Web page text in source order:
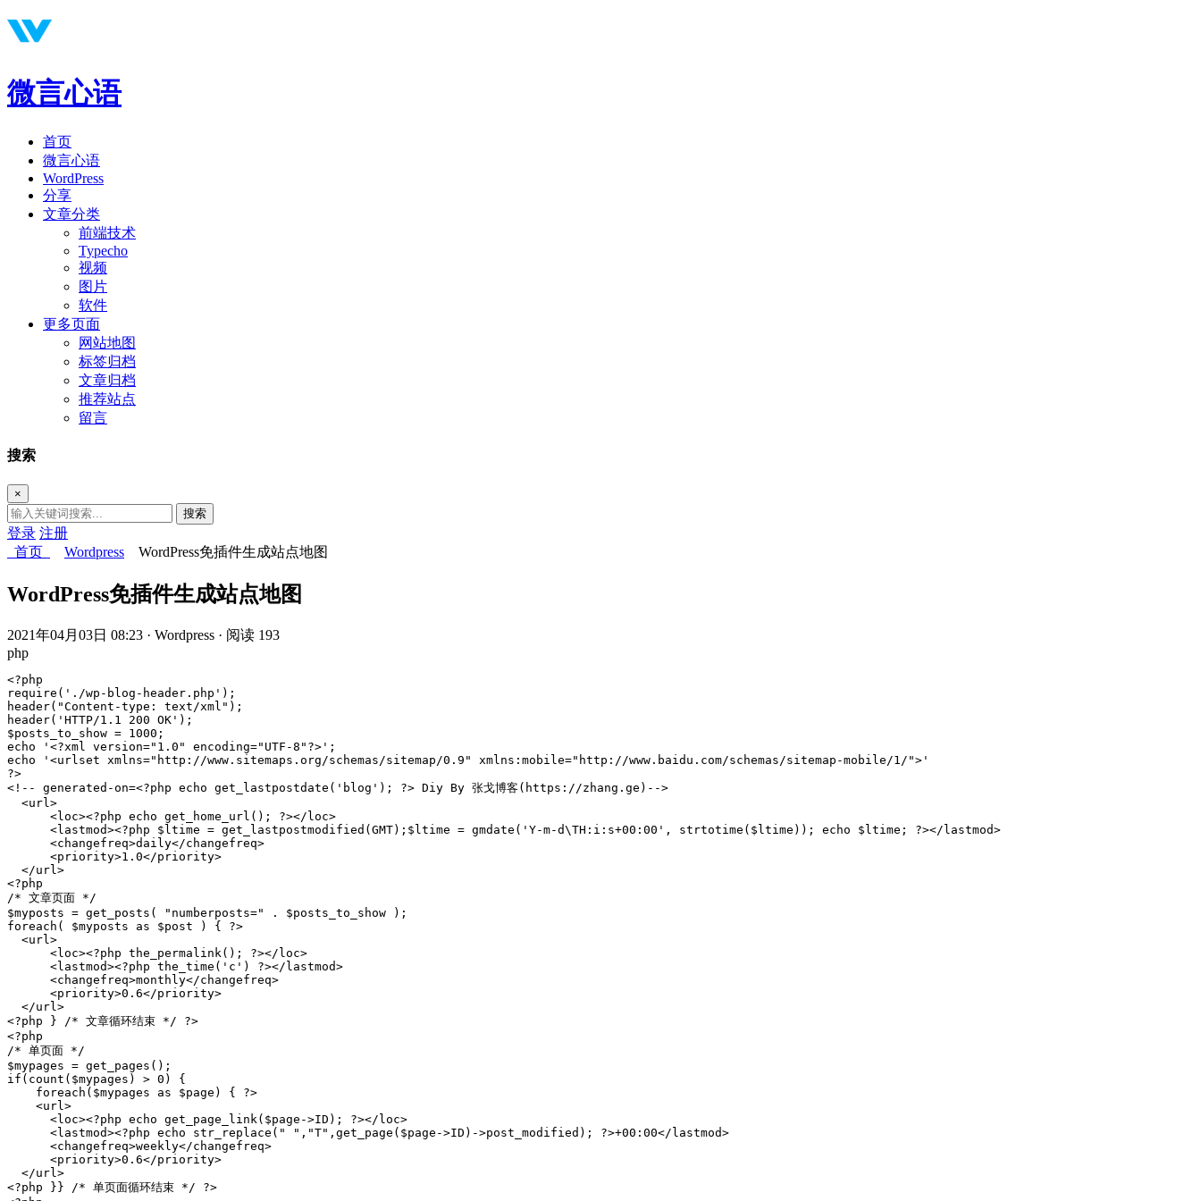
微言心语
首页
微言心语
WordPress
分享
文章分类
前端技术
Typecho
视频
图片
软件
更多页面
网站地图
标签归档
文章归档
推荐站点
留言
搜索
×
搜索
登录 注册
首页
Wordpress WordPress免插件生成站点地图
WordPress免插件生成站点地图
2021年04月03日 08:23 · Wordpress · 阅读 193
php
<?php
require('./wp-blog-header.php');
header("Content-type: text/xml");
header('HTTP/1.1 200 OK');
$posts_to_show = 1000;
echo '<?xml version="1.0" encoding="UTF-8"?>';
echo '<urlset xmlns="http://www.sitemaps.org/schemas/sitemap/0.9" xmlns:mobile="http://www.baidu.com/schemas/sitemap-mobile/1/">'
?>
<!-- generated-on=<?php echo get_lastpostdate('blog'); ?> Diy By 张戈博客(https://zhang.ge)-->
  <url>
      <loc><?php echo get_home_url(); ?></loc>
      <lastmod><?php $ltime = get_lastpostmodified(GMT);$ltime = gmdate('Y-m-d\TH:i:s+00:00', strtotime($ltime)); echo $ltime; ?></lastmod>
      <changefreq>daily</changefreq>
      <priority>1.0</priority>
  </url>
<?php
/* 文章页面 */
$myposts = get_posts( "numberposts=" . $posts_to_show );
foreach( $myposts as $post ) { ?>
  <url>
      <loc><?php the_permalink(); ?></loc>
      <lastmod><?php the_time('c') ?></lastmod>
      <changefreq>monthly</changefreq>
      <priority>0.6</priority>
  </url>
<?php } /* 文章循环结束 */ ?>
<?php
/* 单页面 */
$mypages = get_pages();
if(count($mypages) > 0) {
    foreach($mypages as $page) { ?>
    <url>
      <loc><?php echo get_page_link($page->ID); ?></loc>
      <lastmod><?php echo str_replace(" ","T",get_page($page->ID)->post_modified); ?>+00:00</lastmod>
      <changefreq>weekly</changefreq>
      <priority>0.6</priority>
  </url>
<?php }} /* 单页面循环结束 */ ?>